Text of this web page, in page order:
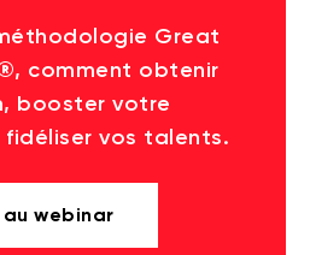
Great
comment obtenir
booster votre
vos talents.
webinar